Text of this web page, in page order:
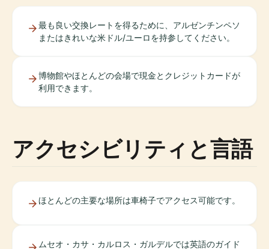
最も良い交換レートを得るために、アルゼンチンペソ
またはきれいな米ドル/ユーロを持参してください。
博物館やほとんどの会場で現金とクレジットカードが
利用できます。
アクセシビリティと言語
ほとんどの主要な場所は車椅子でアクセス可能です。
ムセオ・カサ・カルロス・ガルデルでは英語のガイド